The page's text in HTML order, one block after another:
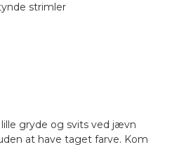
strimler
gryde og svits ved jævn
at have taget farve. Kom